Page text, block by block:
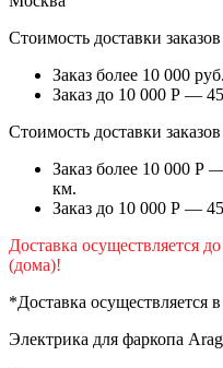
Стоимость доставки
Заказ более 10 000
Заказ до 10 000 Р —
Стоимость доставки
Заказ более 10 000 Р
км.
Заказ до 10 000 Р —
Доставка осуществляется
(дома)!
*Доставка
Электрика для фаркопа